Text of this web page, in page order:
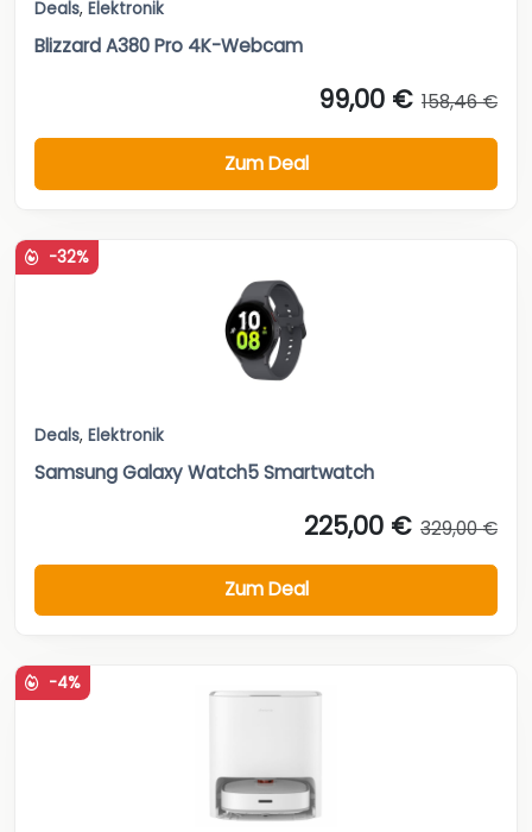
Deals, Elektronik
Blizzard A380 Pro 4K-Webcam
99,00 € 158,46 €
Zum Deal
-32%
Deals, Elektronik
Samsung Galaxy Watch5 Smartwatch
225,00 € 329,00 €
Zum Deal
-4%